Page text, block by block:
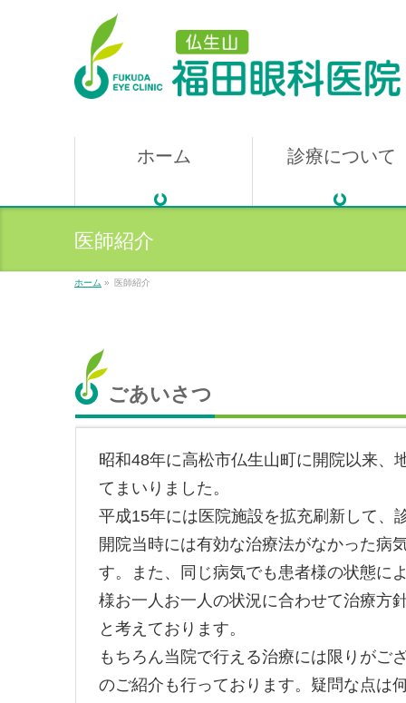
ホーム 診療について
医師紹介
ホーム » 医師紹介
ごあいさつ
昭和48年に高松市仏生山町に開院以来、
てまいりました。
平成15年には医院施設を拡充刷新して、
開院当時には有効な治療法がなかった病
す。また、同じ病気でも患者様の状態に
様お一人お一人の状況に合わせて治療方
と考えております。
もちろん当院で行える治療には限りがご
のご紹介も行っております。疑問な点は